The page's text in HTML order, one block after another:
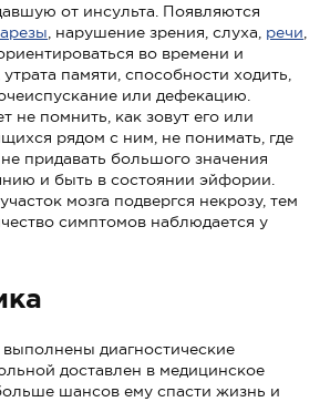
от инсульта. Появляются
, нарушение зрения, слуха, речи
во времени и
памяти, способности ходить,
или дефекацию.
не помнить, как зовут его или
рядом с ним, не понимать, где
придавать большого значения
и быть в состоянии эйфории.
мозга подвергся некрозу, тем
симптомов наблюдается у
диагностические
доставлен в медицинское
шансов ему спасти жизнь и